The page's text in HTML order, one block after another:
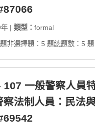
| 類型： formal
非選擇題：5 題總題數：5 題
一般警察人員特
察法制人員：民法